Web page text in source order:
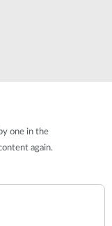
one in the
again.